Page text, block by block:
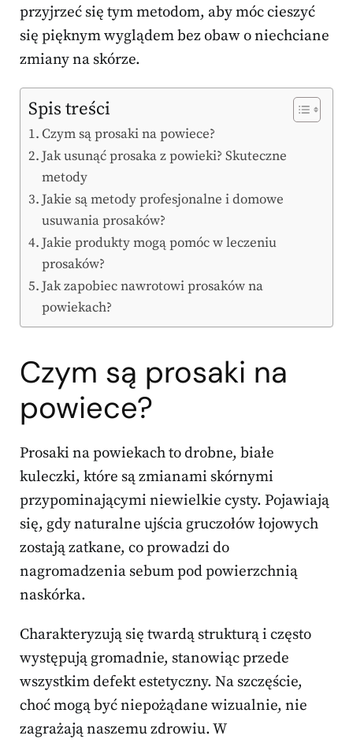
przyjrzeć się tym metodom, aby móc cieszyć
się pięknym wyglądem bez obaw o niechciane
zmiany na skórze.
Spis treści
Czym są prosaki na powiece?
Jak usunąć prosaka z powieki? Skuteczne
metody
Jakie są metody profesjonalne i domowe
usuwania prosaków?
Jakie produkty mogą pomóc w leczeniu
prosaków?
Jak zapobiec nawrotowi prosaków na
powiekach?
Czym są prosaki na
powiece?
Prosaki na powiekach to drobne, białe
kuleczki, które są zmianami skórnymi
przypominającymi niewielkie cysty. Pojawiają
się, gdy naturalne ujścia gruczołów łojowych
zostają zatkane, co prowadzi do
nagromadzenia sebum pod powierzchnią
naskórka.
Charakteryzują się twardą strukturą i często
występują gromadnie, stanowiąc przede
wszystkim defekt estetyczny. Na szczęście,
choć mogą być niepożądane wizualnie, nie
zagrażają naszemu zdrowiu. W